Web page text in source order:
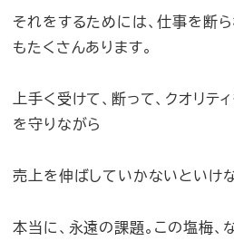
それをするためには、仕事を断
もたくさんあります。
上手く受けて、断って、クオリテ
を守りながら
売上を伸ばしていかないといけ
本当に、永遠の課題。この塩梅、